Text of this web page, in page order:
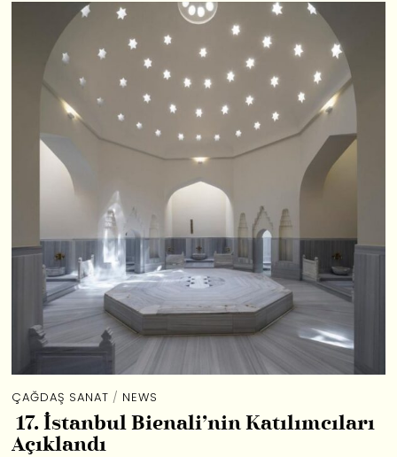
ÇAĞDAŞ SANAT / NEWS
17. İstanbul Bienali’nin Katılımcıları
Açıklandı